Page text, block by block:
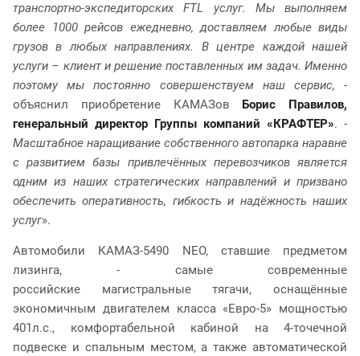
транспортно-экспедиторских FTL услуг. Мы выполняем
более 1000 рейсов ежедневно, доставляем любые виды
грузов в любых направлениях. В центре каждой нашей
услуги – клиент и решение поставленных им задач. Именно
поэтому мы постоянно совершенствуем наш сервис, -
объяснил приобретение КАМАЗов Борис Правилов,
генеральный директор Группы компаний «КРАФТЕР». -
Масштабное наращивание собственного автопарка наравне
с развитием базы привлечённых перевозчиков является
одним из наших стратегических направлений и призвано
обеспечить оперативность, гибкость и надёжность наших
услуг».
Автомобили КАМАЗ-5490 NEO, ставшие предметом
лизинга, - самые современные
российские магистральные тягачи, оснащённые
экономичным двигателем класса «Евро-5» мощностью
401л.с., комфортабельной кабиной на 4-точечной
подвеске и спальным местом, а также автоматической